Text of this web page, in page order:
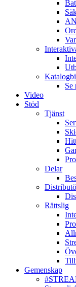
Se
Video
Stöd
Tjänst
Delar
Rättslig
Gemenskap